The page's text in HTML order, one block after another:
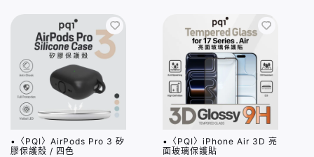
•〈PQI〉AirPods Pro 3 矽
膠保護殼 / 四色
•〈PQI〉iPhone Air 3D 亮
面玻璃保護貼